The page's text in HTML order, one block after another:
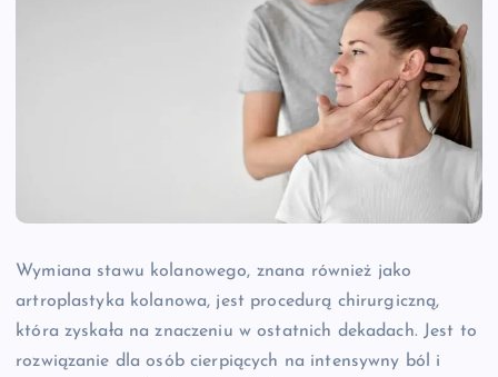
Wymiana stawu kolanowego, znana również jako
artroplastyka kolanowa, jest procedurą chirurgiczną,
która zyskała na znaczeniu w ostatnich dekadach. Jest to
rozwiązanie dla osób cierpiących na intensywny ból i